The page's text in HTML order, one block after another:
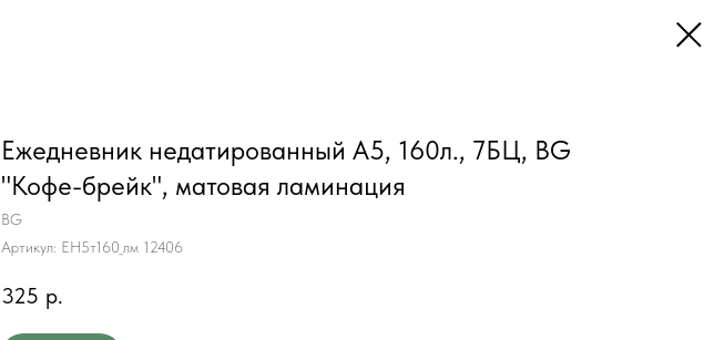
Ежедневник недатированный А5, 160л., 7БЦ, BG
"Кофе-брейк", матовая ламинация
BG
Артикул: ЕН5т160_лм 12406
325 р.